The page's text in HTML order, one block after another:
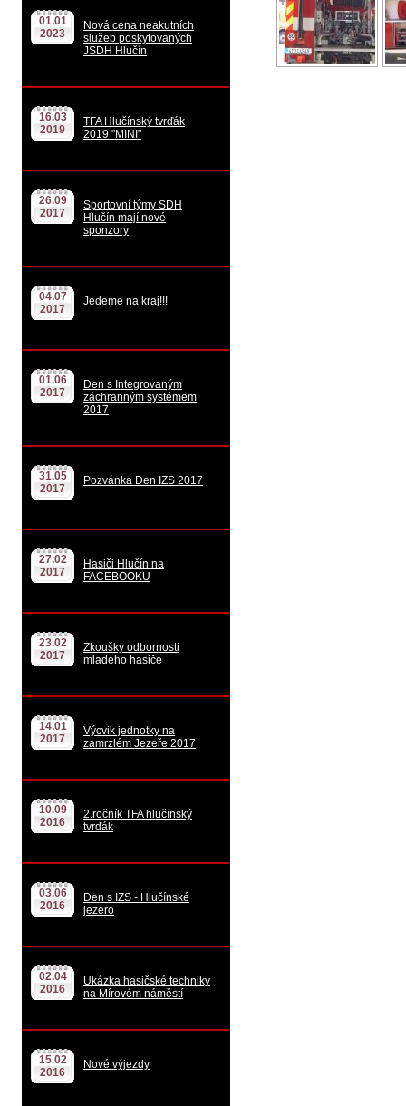
01.01
2023
Nová cena neakutních
služeb poskytovaných
JSDH Hlučín
16.03
2019
TFA Hlučínský tvrďák
2019 "MINI"
26.09
2017
Sportovní týmy SDH
Hlučín mají nové
sponzory
04.07
2017
Jedeme na kraj!!!
01.06
2017
Den s Integrovaným
záchranným systémem
2017
31.05
2017
Pozvánka Den IZS 2017
27.02
2017
Hasiči Hlučín na
FACEBOOKU
23.02
2017
Zkoušky odbornosti
mladého hasiče
14.01
2017
Výcvik jednotky na
zamrzlém Jezeře 2017
10.09
2016
2.ročník TFA hlučínský
tvrďák
03.06
2016
Den s IZS - Hlučínské
jezero
02.04
2016
Ukázka hasičské techniky
na Mírovém náměstí
15.02
2016
Nové výjezdy